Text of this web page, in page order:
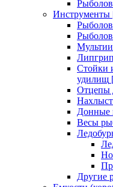
Инструменты
Стойки
удилищ
Отцепы
Донные
Весы
Другие